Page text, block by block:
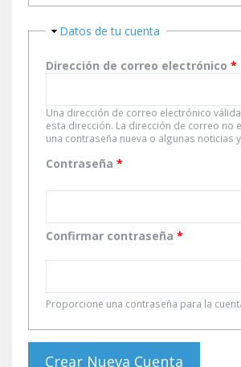
Ocultar
Datos de tu cuenta
Dirección de correo electrónico *
Una dirección de correo electrónico
esta dirección. La dirección de correo no
una contraseña nueva o algunas noticias
Contraseña *
Confirmar contraseña *
Proporcione una contraseña para la